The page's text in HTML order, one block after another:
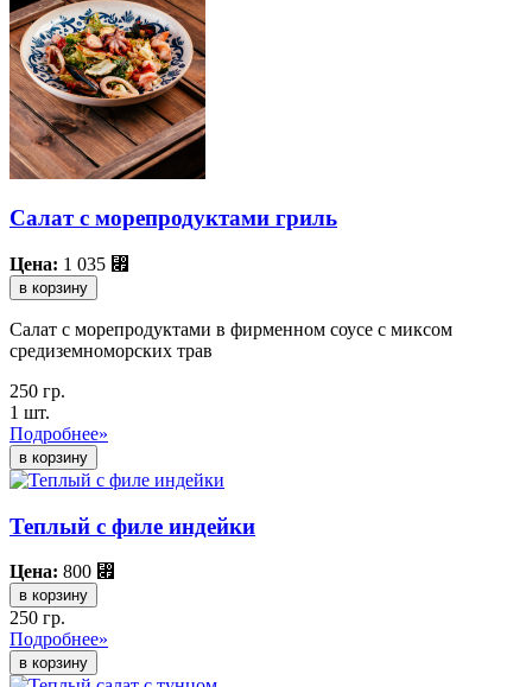
Салат с морепродуктами гриль
Цена: 1 035 ⃏
в корзину
Салат с морепродуктами в фирменном соусе с миксом
средиземноморских трав
250 гр.
1 шт.
Подробнее»
Теплый с филе индейки
Цена: 800 ⃏
в корзину
250 гр.
Подробнее»